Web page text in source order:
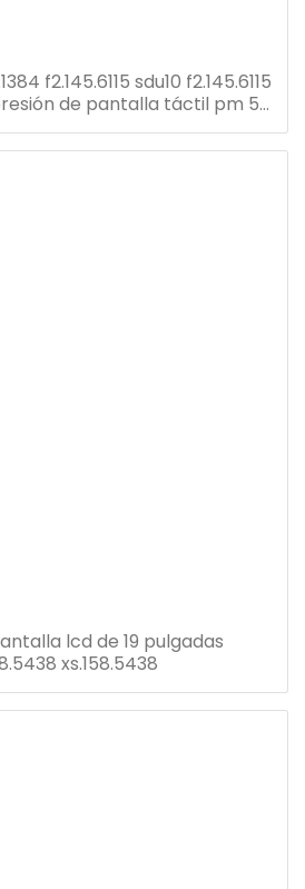
f2.145.6115 sdu10 f2.145.6115
de pantalla táctil pm 52
para prensa offset
lcd de 19 pulgadas
xs.158.5438